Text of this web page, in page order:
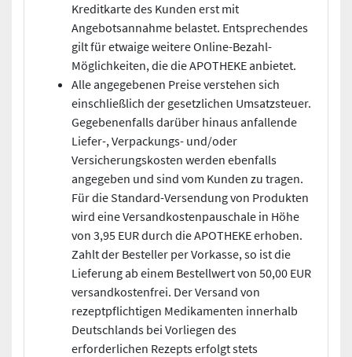
Kreditkarte des Kunden erst mit
Angebotsannahme belastet. Entsprechendes
gilt für etwaige weitere Online-Bezahl-
Möglichkeiten, die die APOTHEKE anbietet.
Alle angegebenen Preise verstehen sich
einschließlich der gesetzlichen Umsatzsteuer.
Gegebenenfalls darüber hinaus anfallende
Liefer-, Verpackungs- und/oder
Versicherungskosten werden ebenfalls
angegeben und sind vom Kunden zu tragen.
Für die Standard-Versendung von Produkten
wird eine Versandkostenpauschale in Höhe
von 3,95 EUR durch die APOTHEKE erhoben.
Zahlt der Besteller per Vorkasse, so ist die
Lieferung ab einem Bestellwert von 50,00 EUR
versandkostenfrei. Der Versand von
rezeptpflichtigen Medikamenten innerhalb
Deutschlands bei Vorliegen des
erforderlichen Rezepts erfolgt stets